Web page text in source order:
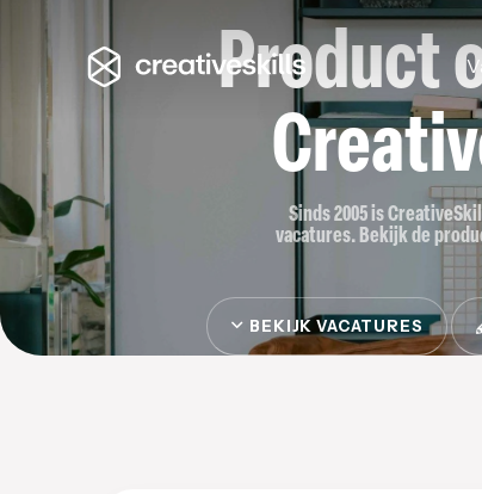
Product
Sinds 2005 is
vacatures. Bekijk de
BEKIJK VACATURES